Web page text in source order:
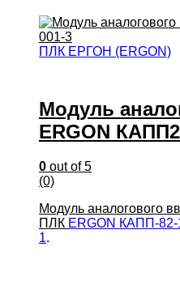
ПЛК ЕРГОН (ERGON)
Модуль
ERGON
0 out of 5
(0)
Модуль аналогового
ПЛК ERGON КАПП-82-
1.